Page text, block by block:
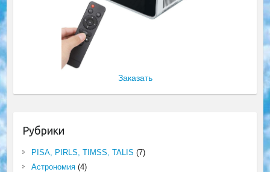
Заказать
Рубрики
PISA, PIRLS, TIMSS, TALIS (7)
Астрономия(4)